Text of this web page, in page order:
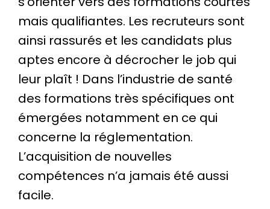
mais qualifiantes. Les recruteurs sont
ainsi rassurés et les candidats plus
aptes encore à décrocher le job qui
leur plaît ! Dans l’industrie de santé
des formations très spécifiques ont
émergées notamment en ce qui
concerne la réglementation.
L’acquisition de nouvelles
compétences n’a jamais été aussi
facile.